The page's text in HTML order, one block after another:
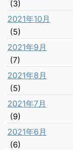
(3)
2021年10月
(5)
2021年9月
(7)
2021年8月
(5)
2021年7月
(9)
2021年6月
(6)